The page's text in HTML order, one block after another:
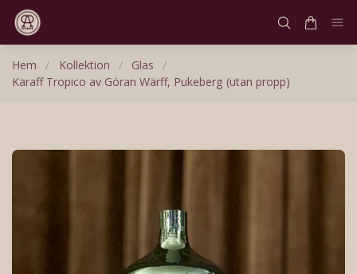
Hem / Kollektion / Glas
/
Karaff Tropico av Göran Wärff, Pukeberg (utan propp)